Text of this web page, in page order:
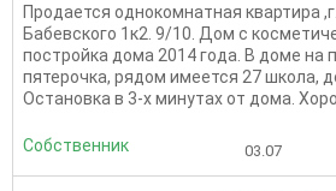
Продается однокомнатная квартира
Бабевского 1к2. 9/10. Дом с
постройка дома 2014 года. В доме на
пятерочка, рядом имеется 27 школа,
Остановка в 3-х минутах от дома.
Собственник 03.07